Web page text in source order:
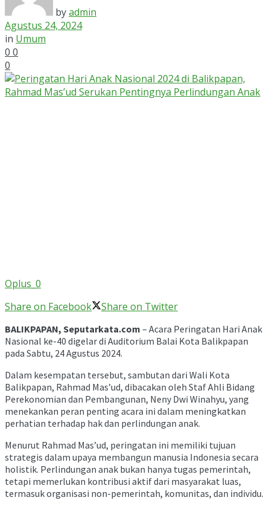
byadmin
Agustus 24, 2024
in Umum
0 0
0
Oplus_0
Share on Facebook
Share on Twitter
BALIKPAPAN, Seputarkata.com – Acara Peringatan Hari Anak
Nasional ke-40 digelar di Auditorium Balai Kota Balikpapan
pada Sabtu, 24 Agustus 2024.
Dalam kesempatan tersebut, sambutan dari Wali Kota
Balikpapan, Rahmad Mas’ud, dibacakan oleh Staf Ahli Bidang
Perekonomian dan Pembangunan, Neny Dwi Winahyu, yang
menekankan peran penting acara ini dalam meningkatkan
perhatian terhadap hak dan perlindungan anak.
Menurut Rahmad Mas’ud, peringatan ini memiliki tujuan
strategis dalam upaya membangun manusia Indonesia secara
holistik. Perlindungan anak bukan hanya tugas pemerintah,
tetapi memerlukan kontribusi aktif dari masyarakat luas,
termasuk organisasi non-pemerintah, komunitas, dan individu.